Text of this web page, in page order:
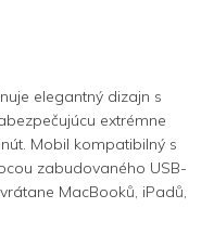
elegantný dizajn s
extrémne
Mobil kompatibilný s
zabudovaného USB-
MacBooků, iPadů,